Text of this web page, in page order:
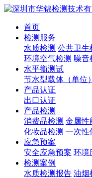
首页
检测服务
水质检测 公共卫生
环境空气检测 噪音
水平衡测试
节水型载体（单位
产品认证
出口认证
产品检测
消费品检测 金属性
化妆品检测 一次性
应急预案
安全应急预案 环境
检测案例
水质检测报告 油烟